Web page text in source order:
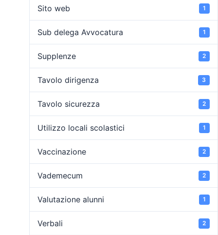
Sito web 1
Sub delega Avvocatura 1
Supplenze 2
Tavolo dirigenza 3
Tavolo sicurezza 2
Utilizzo locali scolastici 1
Vaccinazione 2
Vademecum 2
Valutazione alunni 1
Verbali 2